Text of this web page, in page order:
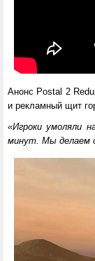
Анонс Postal 2
и рекламный щит
«Игроки умоляли
минут. Мы делаем